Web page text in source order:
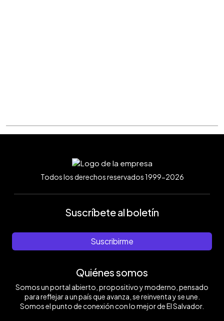
Todos los derechos reservados 1999-2026
Suscríbete al boletín
Suscribirme
Quiénes somos
Somos un portal abierto, propositivo y moderno, pensado
para reflejar a un país que avanza, se reinventa y se une.
Somos el punto de conexión con lo mejor de El Salvador.